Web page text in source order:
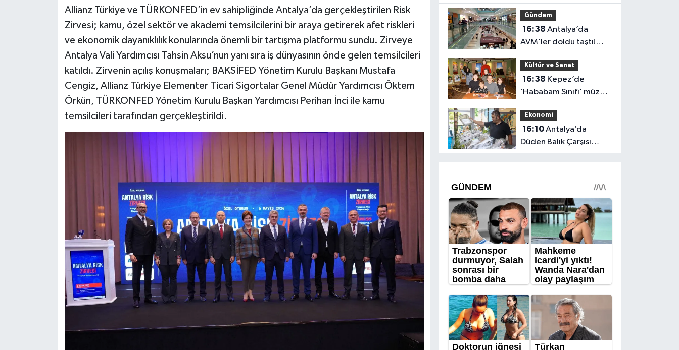
Allianz Türkiye ve TÜRKONFED’in ev sahipliğinde Antalya’da gerçekleştirilen Risk
Zirvesi; kamu, özel sektör ve akademi temsilcilerini bir araya getirerek afet riskleri
ve ekonomik dayanıklılık konularında önemli bir tartışma platformu sundu. Zirveye
Antalya Vali Yardımcısı Tahsin Aksu’nun yanı sıra iş dünyasının önde gelen temsilcileri
katıldı. Zirvenin açılış konuşmaları; BAKSİFED Yönetim Kurulu Başkanı Mustafa
Cengiz, Allianz Türkiye Elementer Ticari Sigortalar Genel Müdür Yardımcısı Öktem
Örkün, TÜRKONFED Yönetim Kurulu Başkan Yardımcısı Perihan İnci ile kamu
temsilcileri tarafından gerçekleştirildi.
“Hileledi”! O anlar
gündem oldu
Gündem
16:38
AVM’ler doldu taştı!
vatandaşların geliş
nedeni farklı çıktı
Kültür ve Sanat
16:38
‘Hababam Sınıfı’ müzesi
boş kalmıyor: Ayda 7 bin
ziyaretçi
Ekonomi
16:10Antalya’da
Düden Balık Çarşısı
balıkseverlerin uğrak